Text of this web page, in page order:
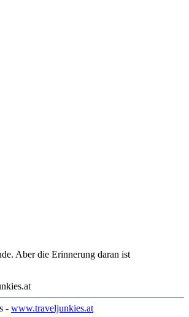
Aber die Erinnerung daran ist
- www.traveljunkies.at